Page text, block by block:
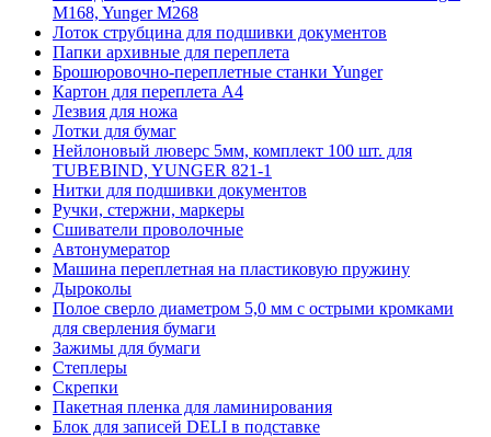
M168, Yunger M268
Лоток струбцина для подшивки документов
Папки архивные для переплета
Брошюровочно-переплетные станки Yunger
Картон для переплета А4
Лезвия для ножа
Лотки для бумаг
Нейлоновый люверс 5мм, комплект 100 шт. для
TUBEBIND, YUNGER 821-1
Нитки для подшивки документов
Ручки, стержни, маркеры
Сшиватели проволочные
Автонумератор
Машина переплетная на пластиковую пружину
Дыроколы
Полое сверло диаметром 5,0 мм с острыми кромками
для сверления бумаги
Зажимы для бумаги
Степлеры
Скрепки
Пакетная пленка для ламинирования
Блок для записей DELI в подставке